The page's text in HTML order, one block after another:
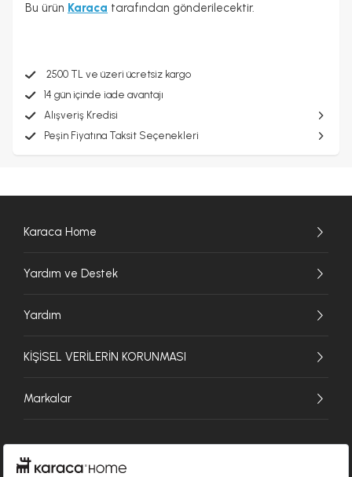
Bu ürün Karaca tarafından gönderilecektir.
2500 TL ve üzeri ücretsiz kargo
14 gün içinde iade avantajı
Alışveriş Kredisi
Peşin Fiyatına Taksit Seçenekleri
Karaca Home
Yardım ve Destek
Yardım
KİŞİSEL VERİLERİN KORUNMASI
Markalar